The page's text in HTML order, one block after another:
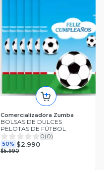
Comercializadora Zumba
BOLSAS DE DULCES
PELOTAS DE FÚTBOL
0(0)
50% $2.990
$5.990